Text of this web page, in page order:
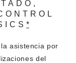
*
asistencia por
del